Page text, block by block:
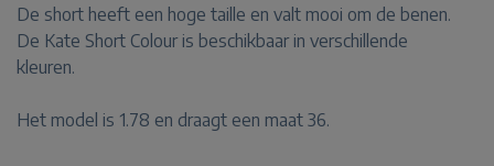
De short heeft een hoge taille en valt mooi om de benen.
De Kate Short Colour is beschikbaar in verschillende
kleuren.
Het model is 1.78 en draagt een maat 36.